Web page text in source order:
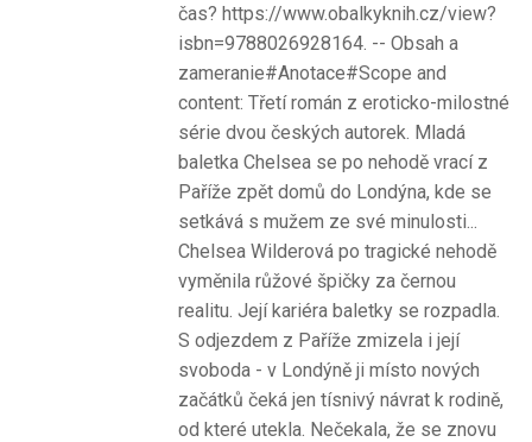
čas? https://www.obalkyknih.cz/view?
isbn=9788026928164. -- Obsah a
zameranie#Anotace#Scope and
content: Třetí román z eroticko-milostné
série dvou českých autorek. Mladá
baletka Chelsea se po nehodě vrací z
Paříže zpět domů do Londýna, kde se
setkává s mužem ze své minulosti...
Chelsea Wilderová po tragické nehodě
vyměnila růžové špičky za černou
realitu. Její kariéra baletky se rozpadla.
S odjezdem z Paříže zmizela i její
svoboda - v Londýně ji místo nových
začátků čeká jen tísnivý návrat k rodině,
od které utekla. Nečekala, že se znovu